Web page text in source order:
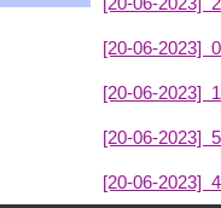
[20-06-2023]
[20-06-2023]
[20-06-2023]
[20-06-2023]